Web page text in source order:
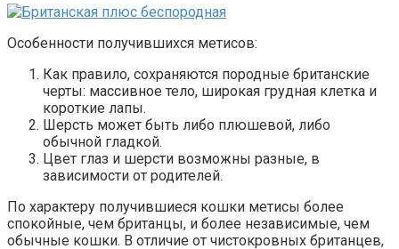
Особенности получившихся метисов:
Как правило, сохраняются породные британские
черты: массивное тело, широкая грудная клетка и
короткие лапы.
Шерсть может быть либо плюшевой, либо
обычной гладкой.
Цвет глаз и шерсти возможны разные, в
зависимости от родителей.
По характеру получившиеся кошки метисы более
спокойные, чем британцы, и более независимые, чем
обычные кошки. В отличие от чистокровных британцев,